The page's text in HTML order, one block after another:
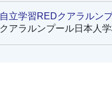
自立学習REDクアラルン
クアラルンプール日本人